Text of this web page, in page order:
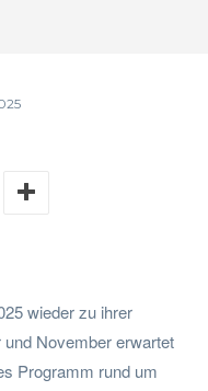
wieder zu ihrer
November erwartet
Programm rund um